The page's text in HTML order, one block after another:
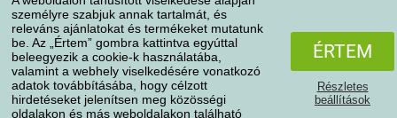
személyre szabjuk annak tartalmát, és
releváns ajánlatokat és termékeket mutatunk
be. Az „Értem” gombra kattintva egyúttal
beleegyezik a cookie-k használatába,
valamint a webhely viselkedésére vonatkozó
adatok továbbításába, hogy célzott
hirdetéseket jelenítsen meg közösségi
oldalakon és más weboldalakon található
ÉRTEM
Részletes
beállítások
Fizetési módok